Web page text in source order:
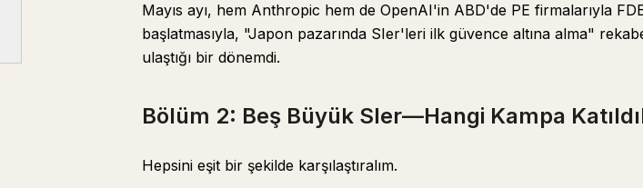
Bölüm 6: Gerçek Rakip Yapay Zeka Şirketinin Kendisi Değil, "Yapay Zeka Uygulama Gücü"
Bölüm 7: Yapay Zeka Teşvik Liderlerinin Bugünden İtibaren Atabileceği Üç Eylem
Mayıs ayı, hem Anthropic hem de OpenAI'in ABD'de PE firmalarıyla
başlatmasıyla, "Japon pazarında SIer'leri ilk güvence altına alma"
ulaştığı bir dönemdi.
Bölüm 2: Beş Büyük SIer—Hangi Kampa
Hepsini eşit bir şekilde karşılaştıralım.